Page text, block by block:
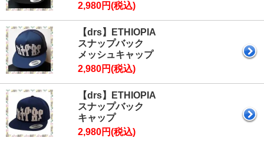
2,980円(税込)
【drs】ETHIOPIA
スナップバック
メッシュキャップ
2,980円(税込)
【drs】ETHIOPIA
スナップバック
キャップ
2,980円(税込)